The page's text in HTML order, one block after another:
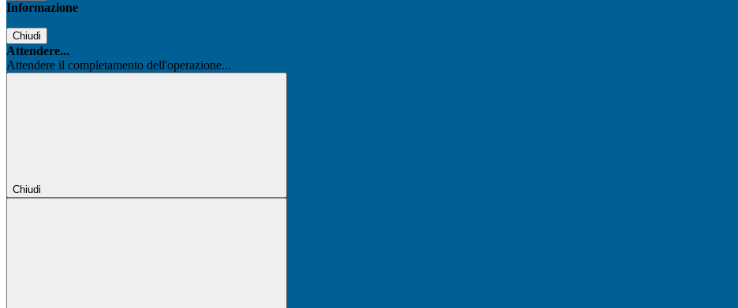
Informazione
Chiudi
Attendere...
Attendere il completamento dell'operazione...
Chiudi